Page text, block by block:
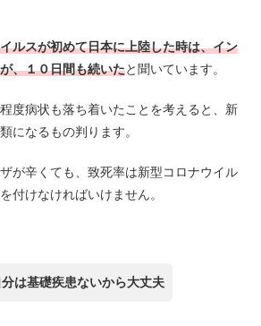
ルスが初めて日本に上陸した時は、イン
、１０日間も続いたと聞いています。
度病状も落ち着いたことを考えると、新
になるもの判ります。
が辛くても、致死率は新型コロナウイル
付けなければいけません。
は基礎疾患ないから大丈夫